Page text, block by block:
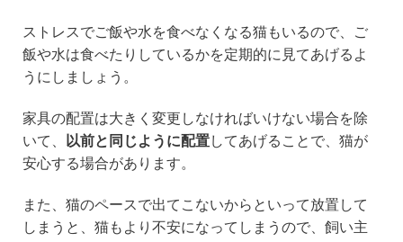
ストレスでご飯や水を食べなくなる猫もいるので、ご
飯や水は食べたりしているかを定期的に見てあげるよ
うにしましょう。
家具の配置は大きく変更しなければいけない場合を除
いて、
以前と同じように配置してあげることで、猫が
安心する場合があります。
また、猫のペースで出てこないからといって放置して
しまうと、猫もより不安になってしまうので、飼い主